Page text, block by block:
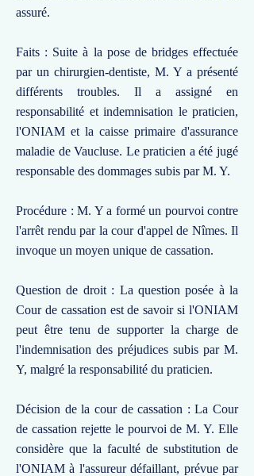
assuré.
Faits : Suite à la pose de bridges effectuée
par un chirurgien-dentiste, M. Y a présenté
différents troubles. Il a assigné en
responsabilité et indemnisation le praticien,
l'ONIAM et la caisse primaire d'assurance
maladie de Vaucluse. Le praticien a été jugé
responsable des dommages subis par M. Y.
Procédure : M. Y a formé un pourvoi contre
l'arrêt rendu par la cour d'appel de Nîmes. Il
invoque un moyen unique de cassation.
Question de droit : La question posée à la
Cour de cassation est de savoir si l'ONIAM
peut être tenu de supporter la charge de
l'indemnisation des préjudices subis par M.
Y, malgré la responsabilité du praticien.
Décision de la cour de cassation : La Cour
de cassation rejette le pourvoi de M. Y. Elle
considère que la faculté de substitution de
l'ONIAM à l'assureur défaillant, prévue par